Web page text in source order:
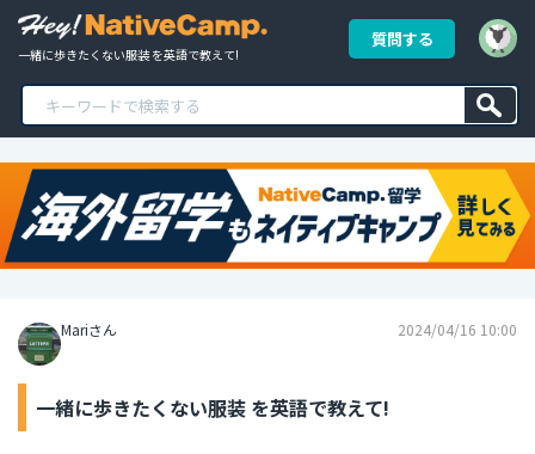
一緒に歩きたくない服装 を英語で教えて!
質問する
Mariさん 2024/04/16 10:00
一緒に歩きたくない服装 を英語で教えて!